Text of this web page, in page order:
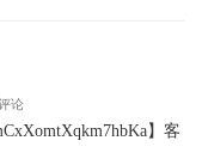
论
】客